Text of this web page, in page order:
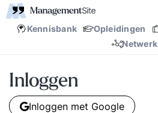
Kennisbank Opleidingen
Netwerk
Inloggen
Inloggen met Google